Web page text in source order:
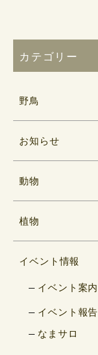
カテゴリー
野鳥
お知らせ
動物
植物
イベント情報
イベント案内
イベント報告
なまサロ